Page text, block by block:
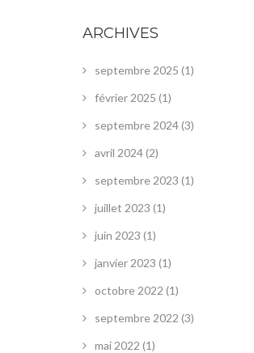
ARCHIVES
septembre 2025 (1)
février 2025 (1)
septembre 2024(3)
avril 2024(2)
septembre 2023 (1)
juillet 2023 (1)
juin 2023 (1)
janvier 2023 (1)
octobre 2022 (1)
septembre 2022 (3)
mai 2022 (1)